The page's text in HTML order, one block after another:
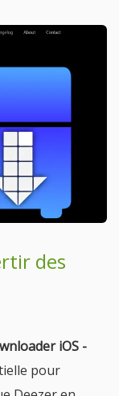
des
iOS -
pour